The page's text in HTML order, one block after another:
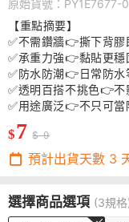
原始貨號：PY1E7677-
【重點摘要】
✅不需鑽牆👉撕下背膠
✅承重力強👉黏貼更
✅防水防潮👉日常防
✅透明百搭不挑色👉
✅用途廣泛👉不只可
$7 $ 9
預計出貨天數 3
選擇商品選項 (3規格